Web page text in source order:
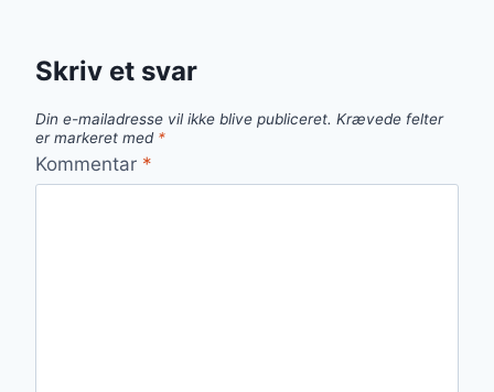
Skriv et svar
Din e-mailadresse vil ikke blive publiceret. Krævede felter
er markeret med *
Kommentar *